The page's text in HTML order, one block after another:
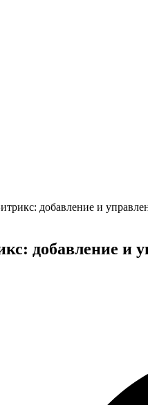
добавление и
добавление и